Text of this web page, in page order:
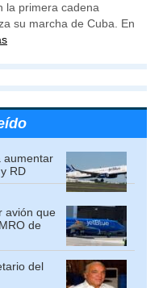
la primera cadena
su marcha de Cuba. En
aumentar
RD
avión que
de
del